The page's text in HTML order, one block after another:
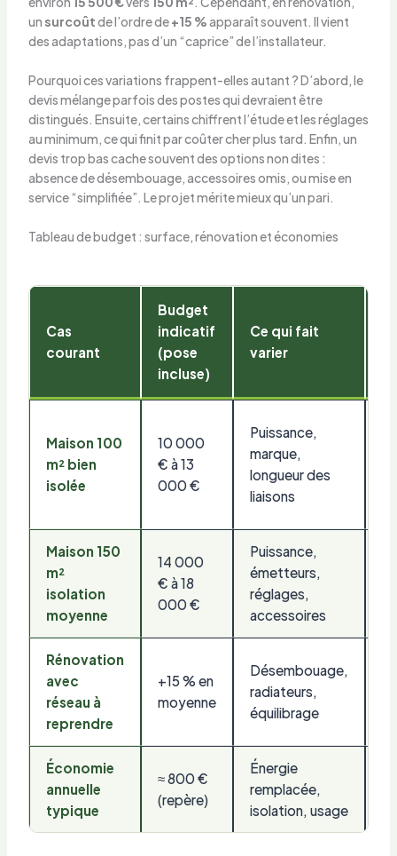
un surcoûtde l’ordre de+15 %apparaît souvent. Il vient
des adaptations, pas d’un “caprice” de l’installateur.
Pourquoi ces variations frappent-elles autant ? D’abord, le
devis mélange parfois des postes qui devraient être
distingués. Ensuite, certains chiffrent l’étude et les réglages
au minimum, ce qui finit par coûter cher plus tard. Enfin, un
devis trop bas cache souvent des options non dites :
absence de désembouage, accessoires omis, ou mise en
service “simplifiée”. Le projet mérite mieux qu’un pari.
Tableau de budget : surface, rénovation et économies
Cas
courant
Budget
indicatif
(pose
incluse)
Ce qui fait
varier
Maison 100
m² bien
isolée
10 000
€ à 13
000 €
Puissance,
marque,
longueur des
liaisons
Maison 150
m²
isolation
moyenne
14 000
€ à 18
000 €
Puissance,
émetteurs,
réglages,
accessoires
Rénovation
avec
réseau à
reprendre
+15 % en
moyenne
Désembouage,
radiateurs,
équilibrage
Économie
annuelle
typique
≈ 800 €
(repère)
Énergie
remplacée,
isolation, usage